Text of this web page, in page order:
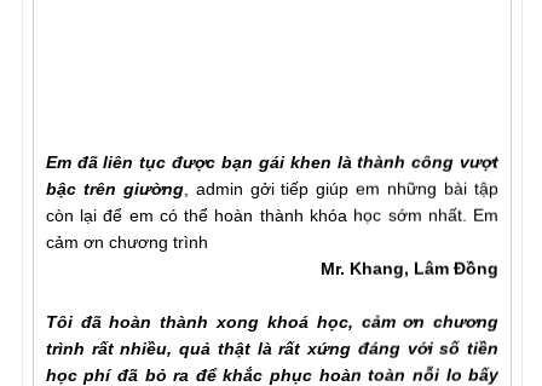
bậc trên giường, admin gởi tiếp giúp em những bài tập
còn lại để em có thể hoàn thành khóa học sớm nhất. Em
cảm ơn chương trình
trình rất nhiều, quả thật là rất xứng đáng với số tiền
học phí đã bỏ ra để khắc phục hoàn toàn nỗi lo bấy